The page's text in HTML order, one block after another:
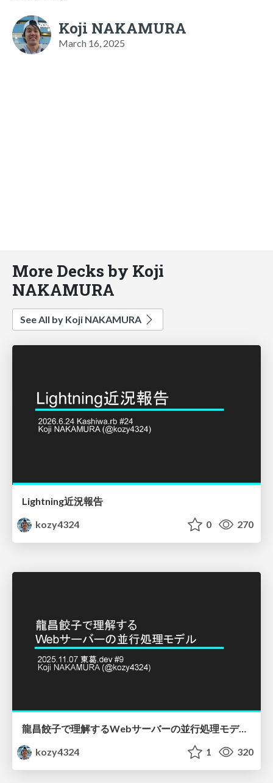
Koji NAKAMURA
March 16, 2025
More Decks by Koji
NAKAMURA
See All by Koji NAKAMURA
Lightning近況報告
kozy4324
0 270
龍昌餃子で理解するWebサーバーの並行処理モデル - 東葛.dev #9
kozy4324
1 320